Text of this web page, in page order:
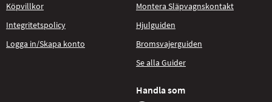
Köpvillkor
Integritetspolicy
Logga in/Skapa konto
Montera Släpvagnskontakt
Hjulguiden
Bromsvajerguiden
Se alla Guider
Handla som